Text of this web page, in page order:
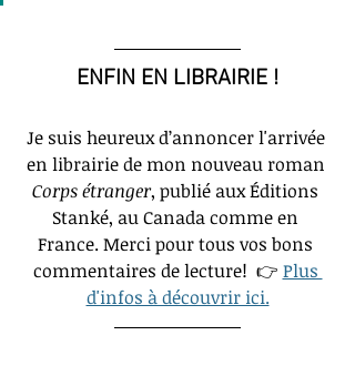
ENFIN EN LIBRAIRIE !
Je suis heureux d’annoncer l'arrivée
en librairie de mon nouveau roman
Corps étranger, publié aux Éditions
Stanké, au Canada comme en
France. Merci pour tous vos bons
commentaires de lecture!  👉 Plus
d'infos à découvrir ici.